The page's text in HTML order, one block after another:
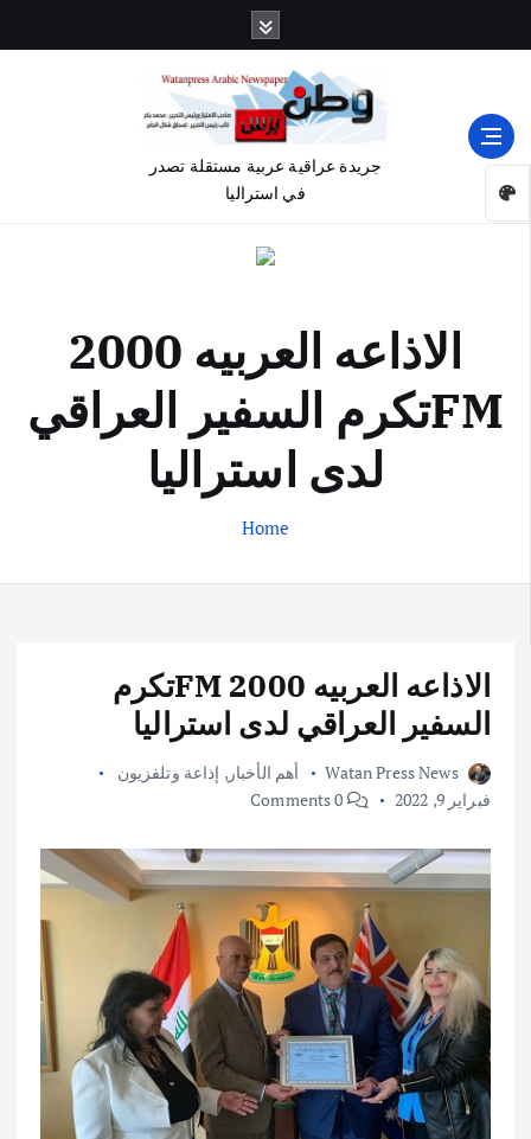
جريدة عراقية عربية مستقلة تصدر
في استراليا
الاذاعه العربيه 2000
FMتكرم السفير العراقي
لدى استراليا
Home
الاذاعه العربيه 2000 FMتكرم
السفير العراقي لدى استراليا
Watan Press News أهم الأخبار, إذاعة وتلفزيون
فبراير 9, 2022